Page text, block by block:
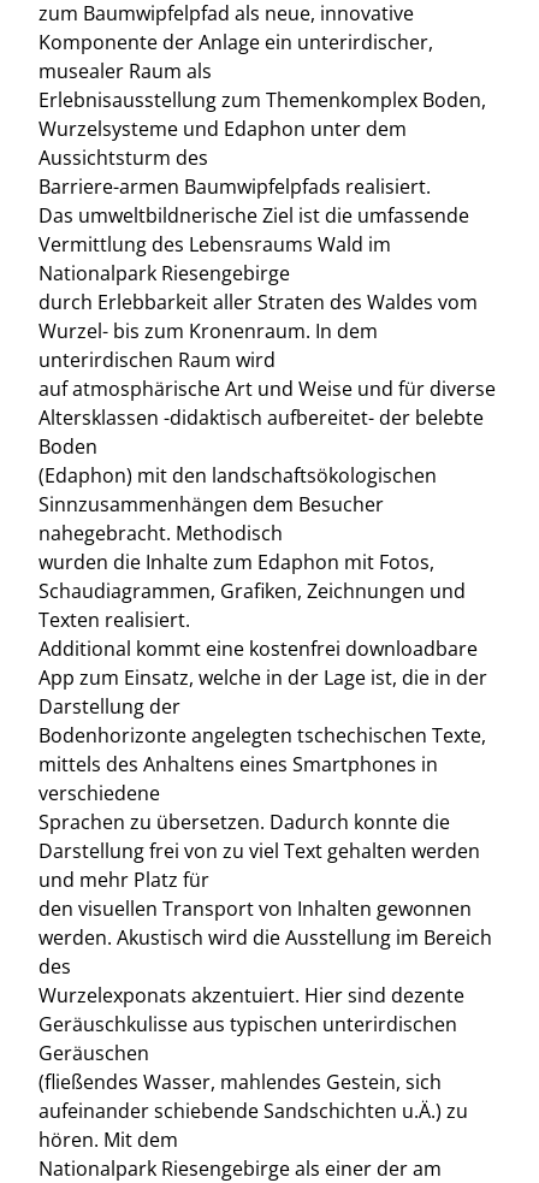
zum Baumwipfelpfad als neue, innovative
Komponente der Anlage ein unterirdischer,
musealer Raum als
Erlebnisausstellung zum Themenkomplex Boden,
Wurzelsysteme und Edaphon unter dem
Aussichtsturm des
Barriere-armen Baumwipfelpfads realisiert.
Das umweltbildnerische Ziel ist die umfassende
Vermittlung des Lebensraums Wald im
Nationalpark Riesengebirge
durch Erlebbarkeit aller Straten des Waldes vom
Wurzel- bis zum Kronenraum. In dem
unterirdischen Raum wird
auf atmosphärische Art und Weise und für diverse
Altersklassen -didaktisch aufbereitet- der belebte
Boden
(Edaphon) mit den landschaftsökologischen
Sinnzusammenhängen dem Besucher
nahegebracht. Methodisch
wurden die Inhalte zum Edaphon mit Fotos,
Schaudiagrammen, Grafiken, Zeichnungen und
Texten realisiert.
Additional kommt eine kostenfrei downloadbare
App zum Einsatz, welche in der Lage ist, die in der
Darstellung der
Bodenhorizonte angelegten tschechischen Texte,
mittels des Anhaltens eines Smartphones in
verschiedene
Sprachen zu übersetzen. Dadurch konnte die
Darstellung frei von zu viel Text gehalten werden
und mehr Platz für
den visuellen Transport von Inhalten gewonnen
werden. Akustisch wird die Ausstellung im Bereich
des
Wurzelexponats akzentuiert. Hier sind dezente
Geräuschkulisse aus typischen unterirdischen
Geräuschen
(fließendes Wasser, mahlendes Gestein, sich
aufeinander schiebende Sandschichten u.Ä.) zu
hören. Mit dem
Nationalpark Riesengebirge als einer der am